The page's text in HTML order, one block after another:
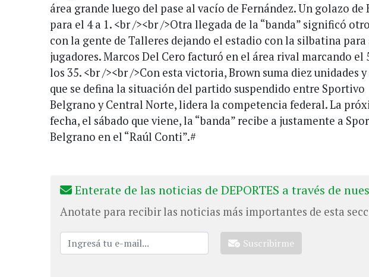
área grande luego del pase al vacío de Fernández. Un golazo de
para el 4 a 1. <br /><br />Otra llegada de la “banda” significó
con la gente de Talleres dejando el estadio con la silbatina para
jugadores. Marcos Del Cero facturó en el área rival marcando el
los 35. <br /><br />Con esta victoria, Brown suma diez unidades
que se defina la situación del partido suspendido entre Sportivo
Belgrano y Central Norte, lidera la competencia federal. La
fecha, el sábado que viene, la “banda” recibe a justamente a
Belgrano en el “Raúl Conti”.#
Enterate de las noticias de DEPORTES a través de
Anotate para recibir las noticias más importantes de esta
Suscribirme